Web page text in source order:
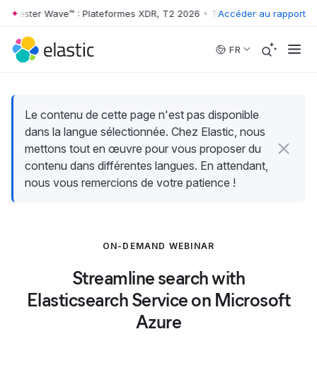
Skip to main content
Wave™ : Plateformes XDR, T2 2026 • The Forrester Wave™ :
Accéder au rapport
FR
Le contenu de cette page n'est pas disponible
dans la langue sélectionnée. Chez Elastic, nous
mettons tout en œuvre pour vous proposer du
contenu dans différentes langues. En attendant,
nous vous remercions de votre patience !
ON-DEMAND WEBINAR
Streamline search with
Elasticsearch Service on Microsoft
Azure